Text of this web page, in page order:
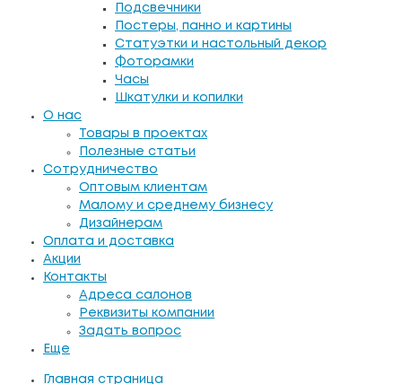
Подсвечники
Постеры, панно и картины
Статуэтки и настольный декор
Фоторамки
Часы
Шкатулки и копилки
О нас
Товары в проектах
Полезные статьи
Сотрудничество
Оптовым клиентам
Малому и среднему бизнесу
Дизайнерам
Оплата и доставка
Акции
Контакты
Адреса салонов
Реквизиты компании
Задать вопрос
Еще
Главная страница